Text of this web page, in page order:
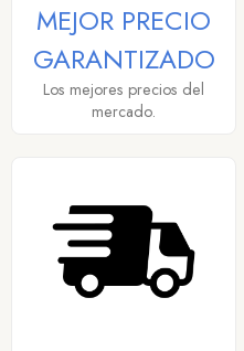
MEJOR PRECIO
GARANTIZADO
Los mejores precios del
mercado.